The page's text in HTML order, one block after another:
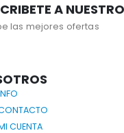
A
las mejores ofertas
CUENTA